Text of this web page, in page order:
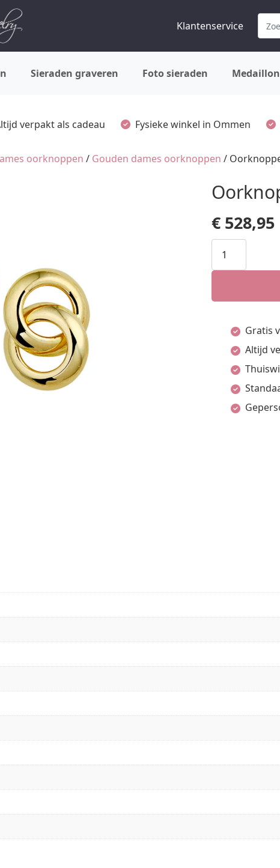
Klantenservice
Sieraden graveren Foto sieraden
verpakt als cadeau Fysieke winkel in Ommen
oorknoppen / Gouden dames oorknoppen /
€ 528,95
Oorknoppen
14K
aantal
Gratis
Altijd